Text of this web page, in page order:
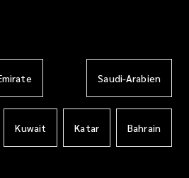
Saudi-Arabien
Kuwait Katar Bahrain